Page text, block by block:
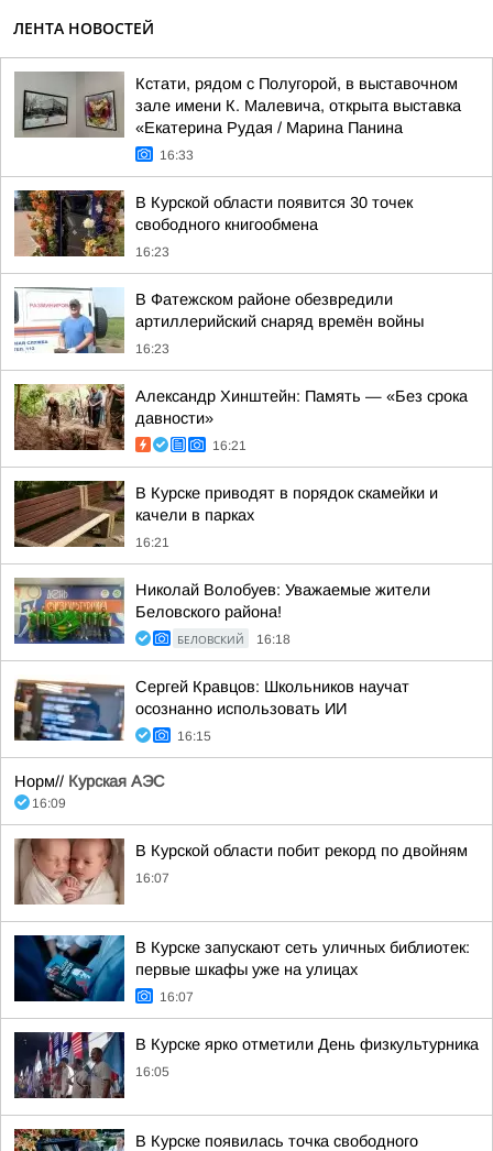
ЛЕНТА НОВОСТЕЙ
Кстати, рядом с Полугорой, в выставочном
зале имени К. Малевича, открыта выставка
«Екатерина Рудая / Марина Панина
16:33
В Курской области появится 30 точек
свободного книгообмена
16:23
В Фатежском районе обезвредили
артиллерийский снаряд времён войны
16:23
Александр Хинштейн: Память — «Без срока
давности»
16:21
В Курске приводят в порядок скамейки и
качели в парках
16:21
Николай Волобуев: Уважаемые жители
Беловского района!
БЕЛОВСКИЙ 16:18
Сергей Кравцов: Школьников научат
осознанно использовать ИИ
16:15
Норм// Курская АЭС
16:09
В Курской области побит рекорд по двойням
16:07
В Курске запускают сеть уличных библиотек:
первые шкафы уже на улицах
16:07
В Курске ярко отметили День физкультурника
16:05
В Курске появилась точка свободного